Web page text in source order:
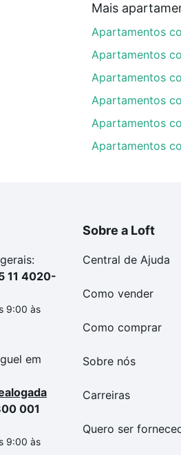
Mais
Apartamentos
Apartamentos
Apartamentos
Apartamentos
Apartamentos
Apartamentos
11 4020-
9:00 às
em
001
9:00 às
Sobre a Loft
Central de Ajuda
Como vender
Como comprar
Sobre nós
Carreiras
Quero ser